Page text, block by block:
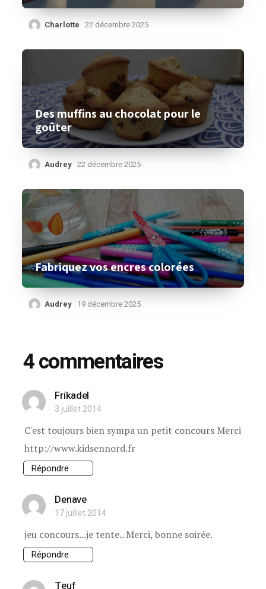
Charlotte 22 décembre 2025
Des muffins au chocolat pour le
goûter
Audrey 22 décembre 2025
Fabriquez vos encres colorées
Audrey 19 décembre 2025
4 commentaires
Frikadel
3 juillet 2014
C'est toujours bien sympa un petit concours Merci
http://www.kidsennord.fr
Répondre
Denave
17 juillet 2014
jeu concours...je tente.. Merci, bonne soirée.
Répondre
Teuf